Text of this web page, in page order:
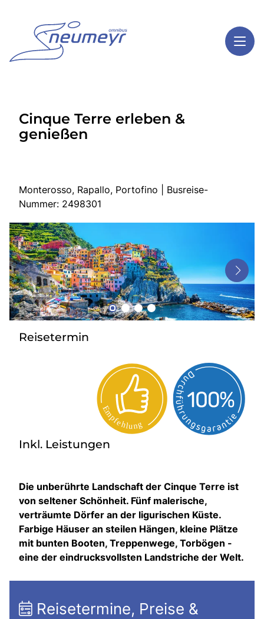
Highlights
Service
Mehrtagesreisen
Tagesreisen
Bus anmieten
Service
Kontakt
Cinque Terre erleben &
genießen
Monterosso, Rapallo, Portofino | Busreise-
Nummer: 2498301
Reisetermin
Inkl. Leistungen
Die unberührte Landschaft der Cinque Terre ist
von seltener Schönheit. Fünf malerische,
verträumte Dörfer an der ligurischen Küste.
Farbige Häuser an steilen Hängen, kleine Plätze
mit bunten Booten, Treppenwege, Torbögen -
eine der eindrucksvollsten Landstriche der Welt.
Reisetermine, Preise &